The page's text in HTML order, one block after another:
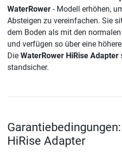
WaterRower - Modell erhöhen,
Absteigen zu vereinfachen. Sie
dem Boden als mit den normalen
und verfügen so über eine
Die WaterRower HiRise Adapter
standsicher.
HiRise Adapter